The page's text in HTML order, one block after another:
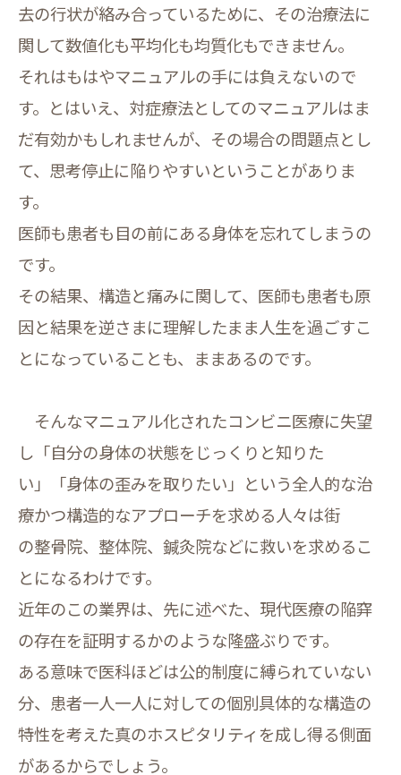
去の行状が絡み合っているために、その治療法に
関して数値化も平均化も均質化もできません。
それはもはやマニュアルの手には負えないので
す。とはいえ、対症療法としてのマニュアルはま
だ有効かもしれませんが、その場合の問題点とし
て、思考停止に陥りやすいということがありま
す。
医師も患者も目の前にある身体を忘れてしまうの
です。
その結果、構造と痛みに関して、医師も患者も原
因と結果を逆さまに理解したまま人生を過ごすこ
とになっていることも、ままあるのです。
そんなマニュアル化されたコンビニ医療に失望
し「自分の身体の状態をじっくりと知りた
い」「身体の歪みを取りたい」という全人的な治
療かつ構造的なアプローチを求める人々は街
の整骨院、整体院、鍼灸院などに救いを求めるこ
とになるわけです。
近年のこの業界は、先に述べた、現代医療の陥穽
の存在を証明するかのような隆盛ぶりです。
ある意味で医科ほどは公的制度に縛られていない
分、患者一人一人に対しての個別具体的な構造の
特性を考えた真のホスピタリティを成し得る側面
があるからでしょう。